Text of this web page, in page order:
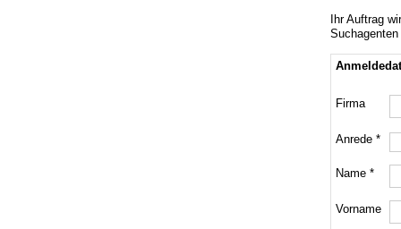
Ihr Auftrag
Firma
Anrede *
Name *
Vorname